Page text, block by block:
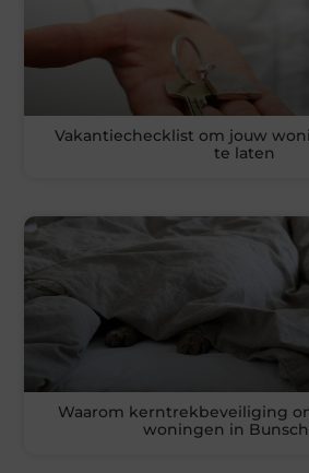
Vakantiechecklist om jouw
te laten
Waarom kerntrekbeveiliging
woningen in